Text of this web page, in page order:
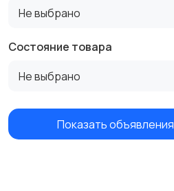
Не выбрано
Состояние товара
Не выбрано
Показать объявления